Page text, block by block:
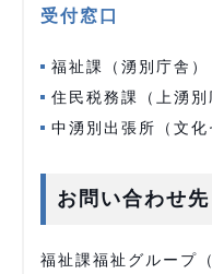
受付窓口
福祉課（湧別庁舎）
住民税務課（上湧別
中湧別出張所（文化
お問い合わせ先
福祉課福祉グループ